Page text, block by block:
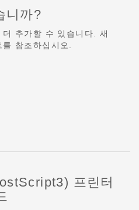
니까?
추가할 수 있습니다. 새
참조하십시오.
프린터